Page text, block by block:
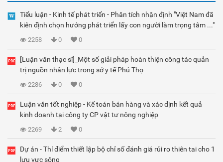
Tiểu luận - Kinh tế phát triển - Phân tích nhận định "Việt Nam đã
kiên định chọn hướng phát triển lấy con người làm trọng tâm ..."
2258 0 0
[Luận văn thạc sĩ]_Một số giải pháp hoàn thiện công tác quản
trị nguồn nhân lực trong sở y tế Phú Thọ
2286 0 0
Luận văn tốt nghiệp - Kế toán bán hàng và xác định kết quả
kinh doanh tại công ty CP vật tư nông nghiệp
2269 2 0
Dự án - Thí điểm thiết lập bộ chỉ số đánh giá rủi ro thiên tai cho 1
lưu vực sông